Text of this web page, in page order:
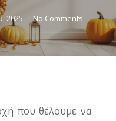
2025 No Comments
που θέλουμε να